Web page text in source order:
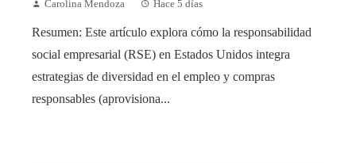
Carolina Mendoza Hace 5 días
Resumen: Este artículo explora cómo la responsabilidad
social empresarial (RSE) en Estados Unidos integra
estrategias de diversidad en el empleo y compras
responsables (aprovisiona...